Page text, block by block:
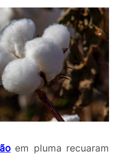
em pluma recuaram